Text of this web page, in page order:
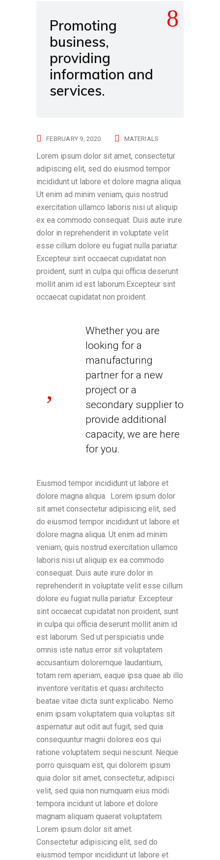
Promoting
business,
providing
information and
services.
FEBRUARY 9, 2020 MATERIALS
Lorem ipsum dolor sit amet, consectetur
adipiscing elit, sed do eiusmod tempor
incididunt ut labore et dolore magna aliqua.
Ut enim ad minim veniam, quis nostrud
exercitation ullamco laboris nisi ut aliquip
ex ea commodo consequat. Duis aute irure
dolor in reprehenderit in voluptate velit
esse cillum dolore eu fugiat nulla pariatur.
Excepteur sint occaecat cupidatat non
proident, sunt in culpa qui officia deserunt
mollit anim id est laborum.Excepteur sint
occaecat cupidatat non proident.
Whether you are
looking for a
manufacturing
partner for a new
project or a
secondary supplier to
provide additional
capacity, we are here
for you.
Eiusmod tempor incididunt ut labore et
dolore magna aliqua. Lorem ipsum dolor
sit amet consectetur adipisicing elit, sed
do eiusmod tempor incididunt ut labore et
dolore magna aliqua. Ut enim ad minim
veniam, quis nostrud exercitation ullamco
laboris nisi ut aliquip ex ea commodo
consequat. Duis aute irure dolor in
reprehenderit in voluptate velit esse cillum
dolore eu fugiat nulla pariatur. Excepteur
sint occaecat cupidatat non proident, sunt
in culpa qui officia deserunt mollit anim id
est laborum. Sed ut perspiciatis unde
omnis iste natus error sit voluptatem
accusantium doloremque laudantium,
totam rem aperiam, eaque ipsa quae ab illo
inventore veritatis et quasi architecto
beatae vitae dicta sunt explicabo. Nemo
enim ipsam voluptatem quia voluptas sit
aspernatur aut odit aut fugit, sed quia
consequuntur magni dolores eos qui
ratione voluptatem sequi nesciunt. Neque
porro quisquam est, qui dolorem ipsum
quia dolor sit amet, consectetur, adipisci
velit, sed quia non numquam eius modi
tempora incidunt ut labore et dolore
magnam aliquam quaerat voluptatem.
Lorem ipsum dolor sit amet.
Consectetur adipisicing elit, sed do
eiusmod tempor incididunt ut labore et